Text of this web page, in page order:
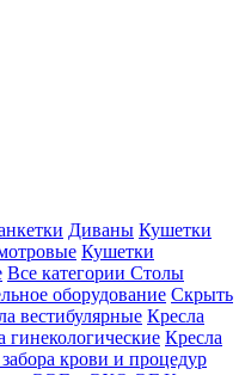
Диваны Кушетки
Кушетки
Все категории Столы
оборудование Скрыть
вестибулярные Кресла
гинекологические Кресла
крови и процедур